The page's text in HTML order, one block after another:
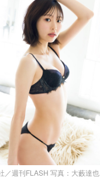
週刊FLASH 写真：大藪達也